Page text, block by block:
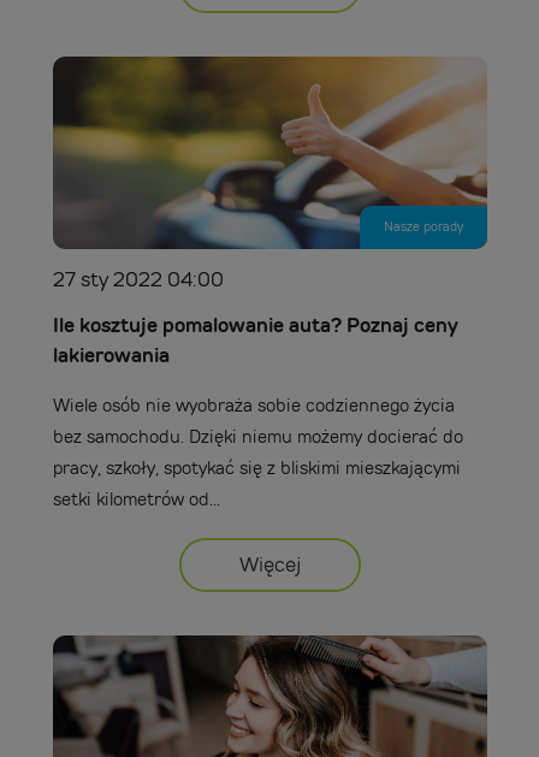
Nasze porady
27 sty 2022 04:00
Ile kosztuje pomalowanie auta? Poznaj ceny
lakierowania
Wiele osób nie wyobraża sobie codziennego życia
bez samochodu. Dzięki niemu możemy docierać do
pracy, szkoły, spotykać się z bliskimi mieszkającymi
setki kilometrów od...
Więcej